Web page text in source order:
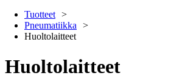
Tuotteet
Pneumatiikka
Huoltolaitteet
Huoltolaitteet